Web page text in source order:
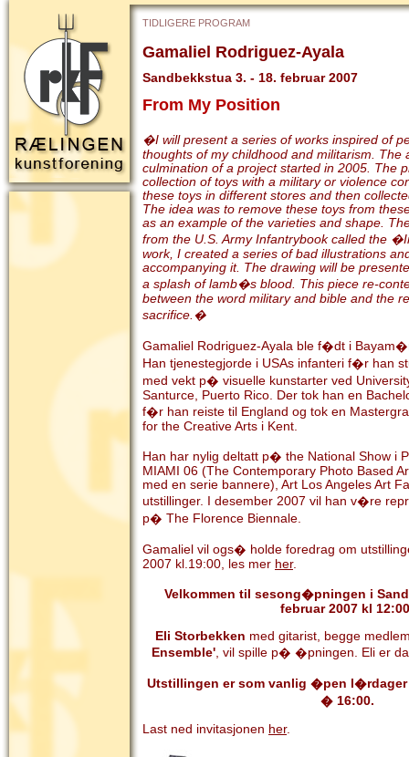
TIDLIGERE PROGRAM
Gamaliel Rodriguez-Ayala
Sandbekkstua 3. - 18. februar 2007
From My Position
�I will present a series of works inspired of
thoughts of my childhood and militarism. The
culmination of a project started in 2005. The
collection of toys with a military or violence
these toys in different stores and then
The idea was to remove these toys from
as an example of the varieties and shape.
from the U.S. Army Infantrybook called the
work, I created a series of bad illustrations
accompanying it. The drawing will be
a splash of lamb�s blood. This piece re-
between the word military and bible and the
sacrifice.�
Gamaliel Rodriguez-Ayala ble f�dt i
Han tjenestegjorde i USAs infanteri f�r han
med vekt p� visuelle kunstarter ved
Santurce, Puerto Rico. Der tok han en
f�r han reiste til England og tok en
for the Creative Arts i Kent.
Han har nylig deltatt p� the National Show i
MIAMI 06 (The Contemporary Photo Based
med en serie bannere), Art Los Angeles Art
utstillinger. I desember 2007 vil han v�re
p� The Florence Biennale.
Gamaliel vil ogs� holde foredrag om
2007 kl.19:00, les mer her.
Velkommen til sesong�pningen i
februar 2007 kl
Eli Storbekken med gitarist, begge
Ensemble', vil spille p� �pningen. Eli er
Utstillingen er som vanlig �pen
� 16:00.
Last ned invitasjonen her.